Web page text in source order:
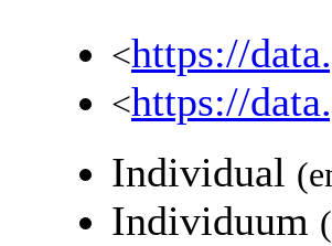
<https://
<https://
Individual
Individuum